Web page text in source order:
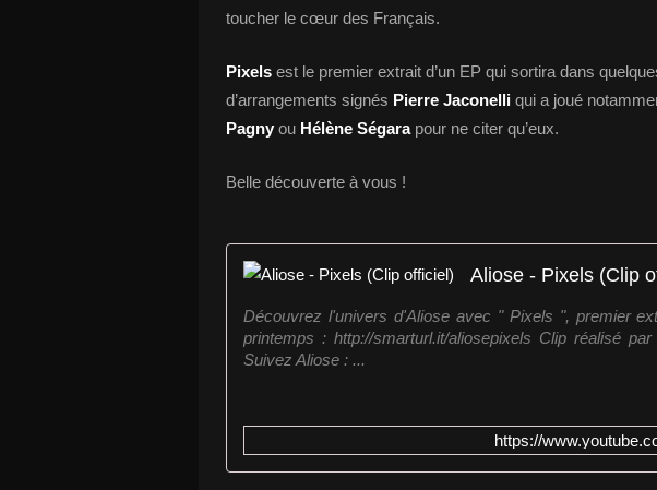
toucher le cœur des Français.
Pixels est le premier extrait d’un EP qui sortira dans
d’arrangements signés Pierre Jaconelli qui a joué
Pagny ou Hélène Ségarapour ne citer qu’eux.
Belle découverte à vous !
Aliose - Pixels (Clip
Découvrez l'univers d'Aliose avec " Pixels ", premier
printemps : http://smarturl.it/aliosepixels Clip réalisé
Suivez Aliose : ...
https://